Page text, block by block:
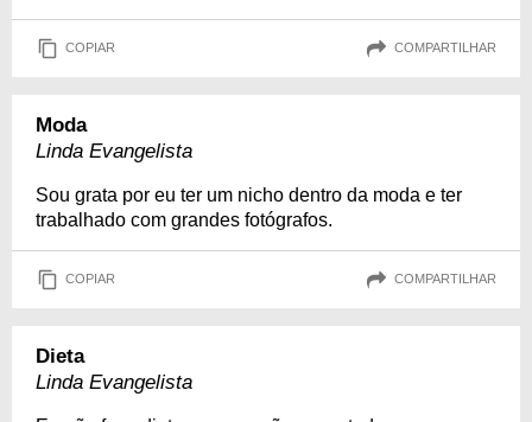
COPIAR COMPARTILHAR
Moda
Linda Evangelista
Sou grata por eu ter um nicho dentro da moda e ter
trabalhado com grandes fotógrafos.
COPIAR COMPARTILHAR
Dieta
Linda Evangelista